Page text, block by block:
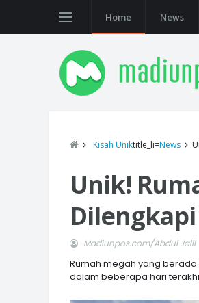
Home News
Kisah Uniktitle_li=News
Unik!
Madiunpos.com/Abdul Jalil
Rumah megah yang
dalam beberapa hari